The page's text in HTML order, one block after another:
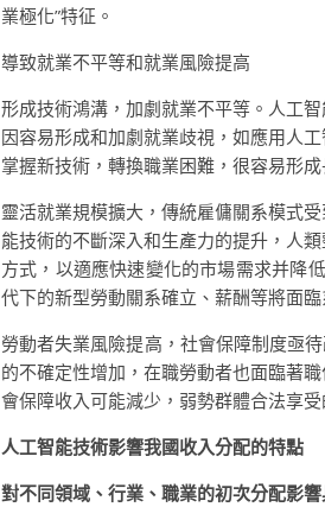
業極化”特征。
導致就業不平等和就業風險提高
形成技術鴻溝，加劇就業不平等。人工
因容易形成和加劇就業歧視，如應用人
掌握新技術，轉換職業困難，很容易形成
靈活就業規模擴大，傳統雇傭關系模式
能技術的不斷深入和生產力的提升，人
方式，以適應快速變化的市場需求并降
代下的新型勞動關系確立、薪酬等將面臨
勞動者失業風險提高，社會保障制度亟
的不確定性增加，在職勞動者也面臨著
會保障收入可能減少，弱勢群體合法享
人工智能技術影響我國收入分配的特點
對不同領域、行業、職業的初次分配影